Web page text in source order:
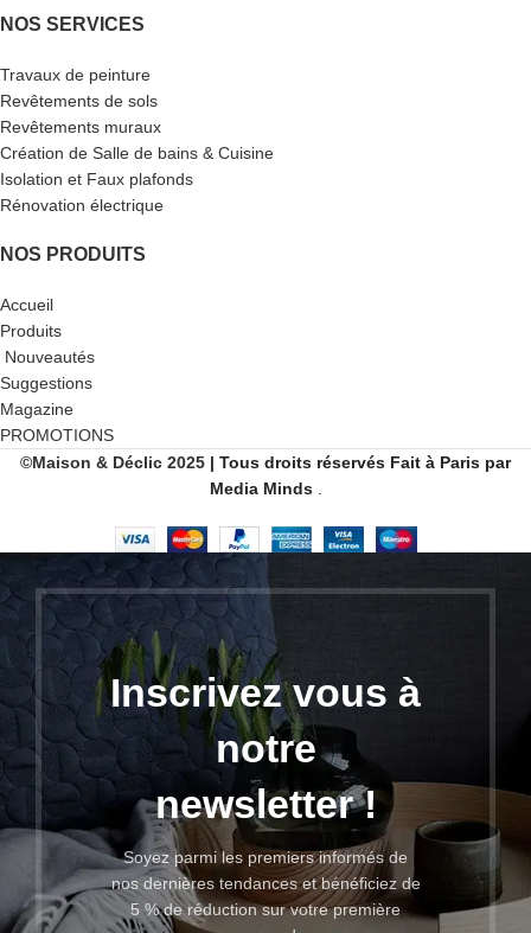
NOS SERVICES
Travaux de peinture
Revêtements de sols
Revêtements muraux
Création de Salle de bains & Cuisine
Isolation et Faux plafonds
Rénovation électrique
NOS PRODUITS
Accueil
Produits
Nouveautés
Suggestions
Magazine
PROMOTIONS
©Maison & Déclic 2025 | Tous droits réservés Fait à Paris par
Media Minds
Inscrivez vous à
notre
newsletter !
Soyez parmi les premiers informés de
nos dernières tendances et bénéficiez de
5 % de réduction sur votre première